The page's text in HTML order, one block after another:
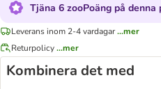
Tjäna 6 zooPoäng på denna
Leverans inom 2-4 vardagar...mer
Returpolicy...mer
Kombinera det med